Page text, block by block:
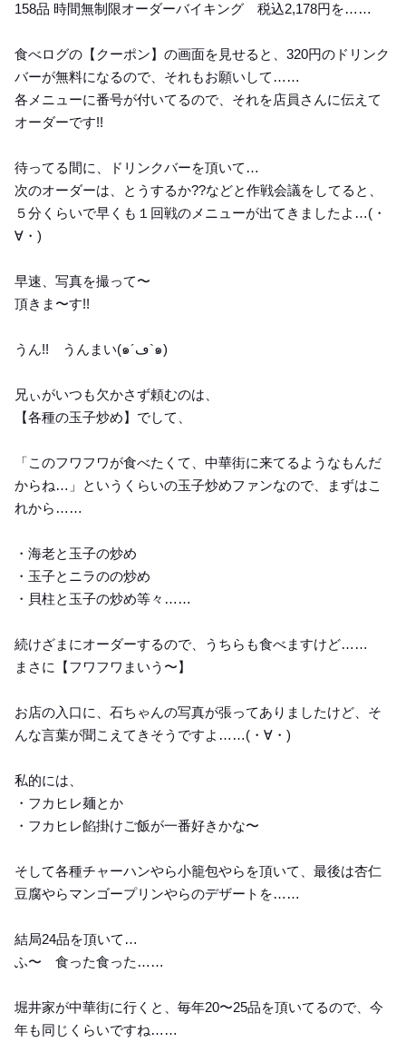
158品 時間無制限オーダーバイキング 税込2,178円を……
食べログの【クーポン】の画面を見せると、320円のドリンク
バーが無料になるので、それもお願いして……
各メニューに番号が付いてるので、それを店員さんに伝えて
オーダーです!!
待ってる間に、ドリンクバーを頂いて…
次のオーダーは、とうするか??などと作戦会議をしてると、
５分くらいで早くも１回戦のメニューが出てきましたよ…(・
∀・)
早速、写真を撮って〜
頂きま〜す!!
うん!! うんまい(๑´ڡ`๑)
兄ぃがいつも欠かさず頼むのは、
【各種の玉子炒め】でして、
「このフワフワが食べたくて、中華街に来てるようなもんだ
からね…」というくらいの玉子炒めファンなので、まずはこ
れから……
・海老と玉子の炒め
・玉子とニラのの炒め
・貝柱と玉子の炒め等々……
続けざまにオーダーするので、うちらも食べますけど……
まさに【フワフワまいう〜】
お店の入口に、石ちゃんの写真が張ってありましたけど、そ
んな言葉が聞こえてきそうですよ……(・∀・)
私的には、
・フカヒレ麺とか
・フカヒレ餡掛けご飯が一番好きかな〜
そして各種チャーハンやら小籠包やらを頂いて、最後は杏仁
豆腐やらマンゴープリンやらのデザートを……
結局24品を頂いて…
ふ〜 食った食った……
堀井家が中華街に行くと、毎年20〜25品を頂いてるので、今
年も同じくらいですね……